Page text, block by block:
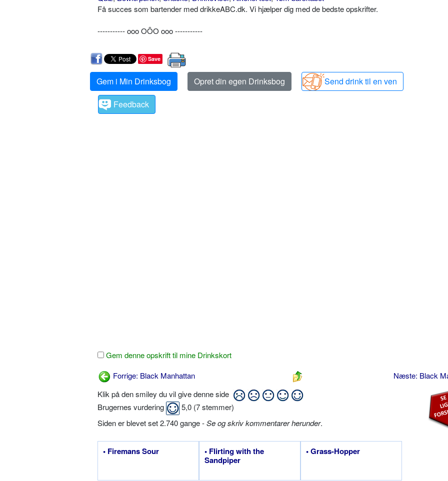
Få succes som bartender med drikkeABC.dk. Vi hjælper dig med de bedste opskrifter.
----------- ooo OÔO ooo -----------
Save
Gem i Min Drinksbog Opret din egen Drinksbog
Send drink til en ven
Feedback
Gem denne opskrift til mine Drinkskort
Forrige: Black Manhattan
Næste: Black
Klik på den smiley du vil give denne side
Brugernes vurdering
5,0 (7stemmer)
Siden er blevet set 2.740 gange -Se og skriv kommentarer herunder.
• Firemans Sour
• Flirting with the
Sandpiper
• Grass-Hopper